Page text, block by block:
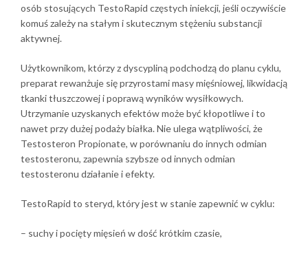
osób stosujących TestoRapid częstych iniekcji, jeśli oczywiście
komuś zależy na stałym i skutecznym stężeniu substancji
aktywnej.
Użytkownikom, którzy z dyscypliną podchodzą do planu cyklu,
preparat rewanżuje się przyrostami masy mięśniowej, likwidacją
tkanki tłuszczowej i poprawą wyników wysiłkowych.
Utrzymanie uzyskanych efektów może być kłopotliwe i to
nawet przy dużej podaży białka. Nie ulega wątpliwości, że
Testosteron Propionate, w porównaniu do innych odmian
testosteronu, zapewnia szybsze od innych odmian
testosteronu działanie i efekty.
TestoRapid to steryd, który jest w stanie zapewnić w cyklu:
– suchy i pocięty mięsień w dość krótkim czasie,